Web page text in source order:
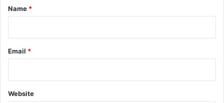
*
Name *
Email *
Website